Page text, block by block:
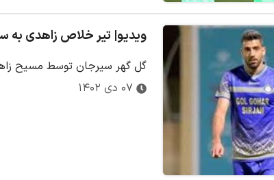
ویدیو| تیر خلاص زاهدی به
گل گهر سیرجان توسط مسیح زاهدی به گل
۰۷ دی ۱۴۰۲